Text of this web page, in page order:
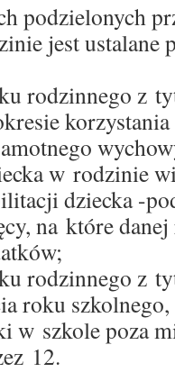
podzielonych
jest ustalane
rodzinnego z
w rodzinie
dziecka -
na które
rodzinnego z
roku
w szkole poza
12.